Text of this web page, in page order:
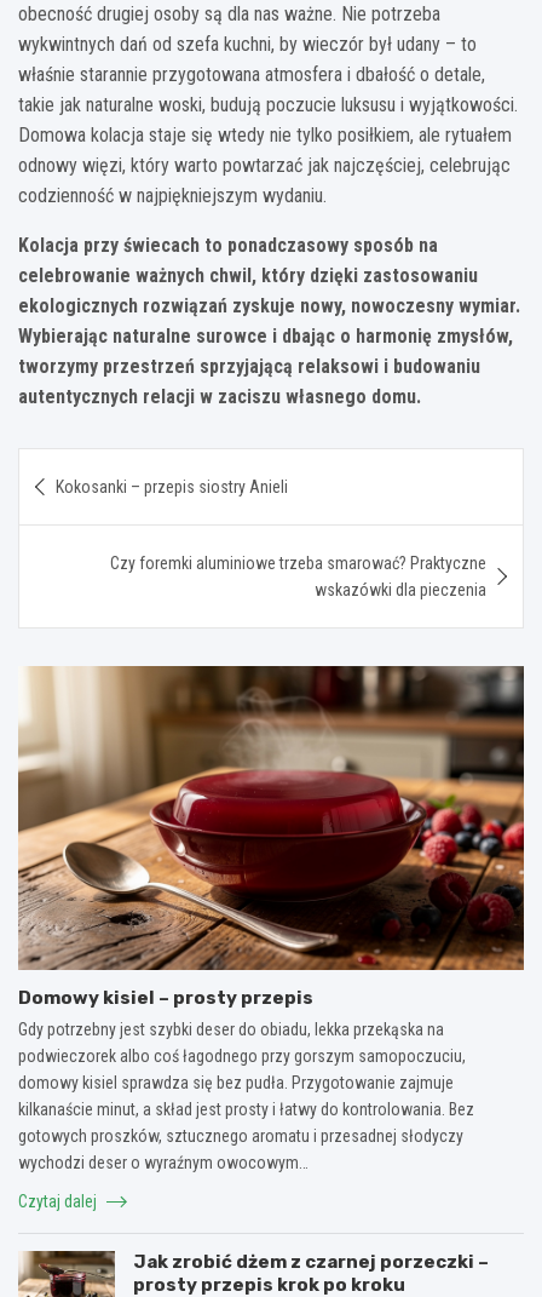
obecność drugiej osoby są dla nas ważne. Nie potrzeba
wykwintnych dań od szefa kuchni, by wieczór był udany – to
właśnie starannie przygotowana atmosfera i dbałość o detale,
takie jak naturalne woski, budują poczucie luksusu i wyjątkowości.
Domowa kolacja staje się wtedy nie tylko posiłkiem, ale rytuałem
odnowy więzi, który warto powtarzać jak najczęściej, celebrując
codzienność w najpiękniejszym wydaniu.
Kolacja przy świecach to ponadczasowy sposób na
celebrowanie ważnych chwil, który dzięki zastosowaniu
ekologicznych rozwiązań zyskuje nowy, nowoczesny wymiar.
Wybierając naturalne surowce i dbając o harmonię zmysłów,
tworzymy przestrzeń sprzyjającą relaksowi i budowaniu
autentycznych relacji w zaciszu własnego domu.
wpisu
Kokosanki – przepis siostry Anieli
Czy foremki aluminiowe trzeba smarować? Praktyczne
wskazówki dla pieczenia
Domowy kisiel – prosty przepis
Gdy potrzebny jest szybki deser do obiadu, lekka przekąska na
podwieczorek albo coś łagodnego przy gorszym samopoczuciu,
domowy kisiel sprawdza się bez pudła. Przygotowanie zajmuje
kilkanaście minut, a skład jest prosty i łatwy do kontrolowania. Bez
gotowych proszków, sztucznego aromatu i przesadnej słodyczy
wychodzi deser o wyraźnym owocowym…
Czytaj dalej
Jak zrobić dżem z czarnej porzeczki –
prosty przepis krok po kroku